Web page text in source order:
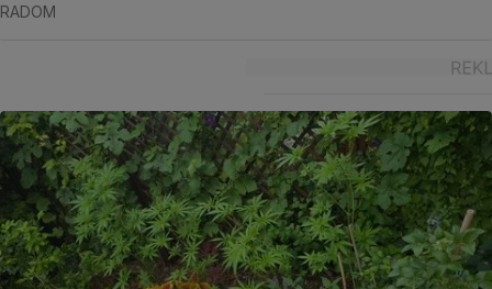
RADOM